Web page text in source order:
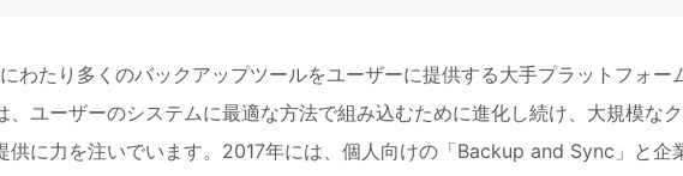
わたり多くのバックアップツールをユーザーに提供する大手プラットフォー
、ユーザーのシステムに最適な方法で組み込むために進化し続け、大規模な
供に力を注いでいます。2017年には、個人向けの「Backup and Sync」と企